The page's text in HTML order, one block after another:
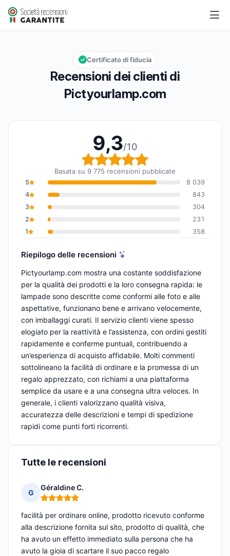
Pictyourlamp.com
Valutazione globale: 9,3 su 10
9,3/10
Recensioni dei clienti di
Pictyourlamp.com
Certificato di fiducia
9,3/10
Valutazione globale:
Basata su 9 775 recensioni pubblicate
5
8 039
4
843
3
304
2
231
1
358
Riepilogo delle recensioni
Pictyourlamp.com mostra una costante soddisfazione
per la qualità dei prodotti e la loro consegna rapida: le
lampade sono descritte come conformi alle foto e alle
aspettative, funzionano bene e arrivano velocemente,
con imballaggi curati. Il servizio clienti viene spesso
elogiato per la reattività e l’assistenza, con ordini gestiti
rapidamente e conferme puntuali, contribuendo a
un’esperienza di acquisto affidabile. Molti commenti
sottolineano la facilità di ordinare e la promessa di un
regalo apprezzato, con richiami a una piattaforma
semplice da usare e a una consegna ultra veloces. In
generale, i clienti valorizzano qualità visiva,
accuratezza delle descrizioni e tempi di spedizione
rapidi come punti forti ricorrenti.
Tutte le recensioni
G
Géraldine C.
Nota: 5 su 5
facilità per ordinare online, prodotto ricevuto conforme
alla descrizione fornita sul sito, prodotto di qualità, che
ha avuto un effetto immediato sulla persona che ha
avuto la gioia di scartare il suo pacco regalo